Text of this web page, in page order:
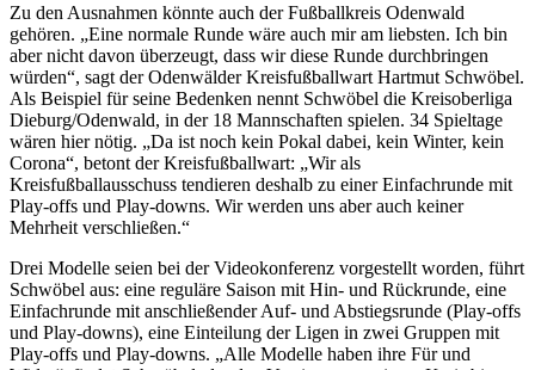
Zu den Ausnahmen könnte auch der Fußballkreis Odenwald
gehören. „Eine normale Runde wäre auch mir am liebsten. Ich bin
aber nicht davon überzeugt, dass wir diese Runde durchbringen
würden“, sagt der Odenwälder Kreisfußballwart Hartmut Schwöbel.
Als Beispiel für seine Bedenken nennt Schwöbel die Kreisoberliga
Dieburg/Odenwald, in der 18 Mannschaften spielen. 34 Spieltage
wären hier nötig. „Da ist noch kein Pokal dabei, kein Winter, kein
Corona“, betont der Kreisfußballwart: „Wir als
Kreisfußballausschuss tendieren deshalb zu einer Einfachrunde mit
Play-offs und Play-downs. Wir werden uns aber auch keiner
Mehrheit verschließen.“
Drei Modelle seien bei der Videokonferenz vorgestellt worden, führt
Schwöbel aus: eine reguläre Saison mit Hin- und Rückrunde, eine
Einfachrunde mit anschließender Auf- und Abstiegsrunde (Play-offs
und Play-downs), eine Einteilung der Ligen in zwei Gruppen mit
Play-offs und Play-downs. „Alle Modelle haben ihre Für und